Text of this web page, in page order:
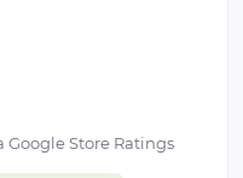
Store Ratings